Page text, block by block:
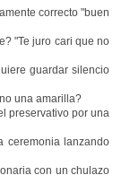
correcto "buen
"Te juro cari que no
guardar silencio
una amarilla?
preservativo por una
ceremonia lanzando
con un chulazo